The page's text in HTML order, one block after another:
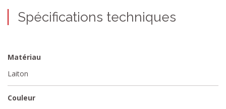
Spécifications techniques
Matériau
Laiton
Couleur